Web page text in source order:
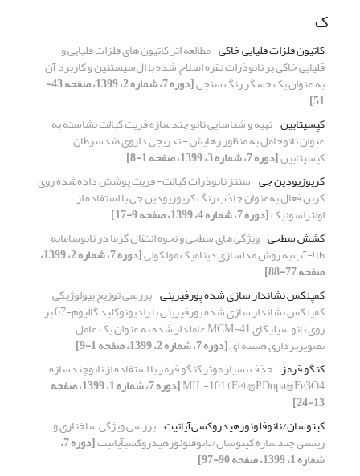
ک
کاتیون فلزات قلیایی خاکی مطالعه اثر کاتیون های فلزات قلیایی و
قلیایی خاکی بر نانوذرات نقره اصلاح شده با ال‌سیستئین و کاربرد آن
به عنوان یک حسگر رنگ سنجی [دوره 7، شماره 2، 1399، صفحه 43-
51]
کپسیتابین تهیه و شناسایی نانو چندسازه فریت کبالت نشاسته به
عنوان نانوحامل به منظور رهایش - تدریجی داروی ضدسرطان
کپسیتابین[دوره 7، شماره 3، 1399، صفحه 1-8]
کریوزیودین جی سنتز نانوذرات کبالت- فریت پوشش داده‌شده روی
کربن فعال به‌عنوان جاذب رنگ کریوزیودین جی با استفاده از
اولتراسونیک[دوره 7، شماره 4، 1399، صفحه 9-17]
کشش سطحی ویژگی های سطحی و نحوه انتقال گرما در نانوسامانه
طلا-آب به روش مدلسازی دینامیک مولکولی [دوره 7، شماره 2، 1399،
صفحه 77-88]
کمپلکس نشاندار سازی شده پورفیرینی بررسی توزیع بیولوژیکی
کمپلکس نشاندار سازی شده پورفیرینی با رادیونوکلید گالیوم-67 بر
روی نانو سیلیکای MCM-41 عاملدار شده به عنوان یک عامل
تصویربرداری هسته ای[دوره 7، شماره 2، 1399، صفحه 1-9]
کنگو قرمز حذف بسیار موثر کنگو قرمز با استفاده از نانوچندسازه
MIL-101 (Fe) @PDopa@Fe3O4 [دوره 7، شماره 1، 1399، صفحه
13-24]
کیتوسان/نانوفلوئورهیدروکسی‌آپاتیت بررسی ویژگی ساختاری و
زیستی چندسازه کیتوسان/نانوفلوئورهیدروکسیآپاتیت [دوره 7،
شماره 1، 1399، صفحه 90-97]